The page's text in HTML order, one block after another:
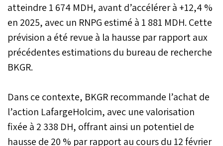
atteindre 1 674 MDH, avant d’accélérer à +12,4 %
en 2025, avec un RNPG estimé à 1 881 MDH. Cette
prévision a été revue à la hausse par rapport aux
précédentes estimations du bureau de recherche
BKGR.
Dans ce contexte, BKGR recommande l’achat de
l’action LafargeHolcim, avec une valorisation
fixée à 2 338 DH, offrant ainsi un potentiel de
hausse de 20 % par rapport au cours du 12 février